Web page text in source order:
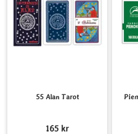
55 Alan Tarot
165 kr